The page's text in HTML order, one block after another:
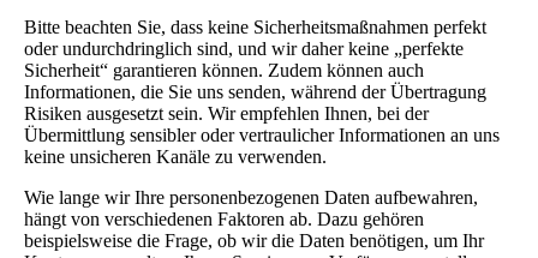
Bitte beachten Sie, dass keine Sicherheitsmaßnahmen perfekt
oder undurchdringlich sind, und wir daher keine „perfekte
Sicherheit“ garantieren können. Zudem können auch
Informationen, die Sie uns senden, während der Übertragung
Risiken ausgesetzt sein. Wir empfehlen Ihnen, bei der
Übermittlung sensibler oder vertraulicher Informationen an uns
keine unsicheren Kanäle zu verwenden.
Wie lange wir Ihre personenbezogenen Daten aufbewahren,
hängt von verschiedenen Faktoren ab. Dazu gehören
beispielsweise die Frage, ob wir die Daten benötigen, um Ihr